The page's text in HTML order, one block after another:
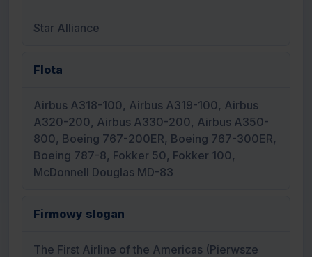
Star Alliance
Flota
Airbus A318-100, Airbus A319-100, Airbus
A320-200, Airbus A330-200, Airbus A350-
800, Boeing 767-200ER, Boeing 767-300ER,
Boeing 787-8, Fokker 50, Fokker 100,
McDonnell Douglas MD-83
Firmowy slogan
The First Airline of the Americas (Pierwsze